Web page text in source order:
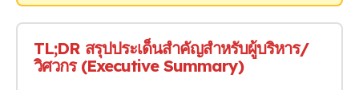
TL;DR สรุปประเด็นสำคัญสำหรับผู้บริหาร/
วิศวกร (Executive Summary)